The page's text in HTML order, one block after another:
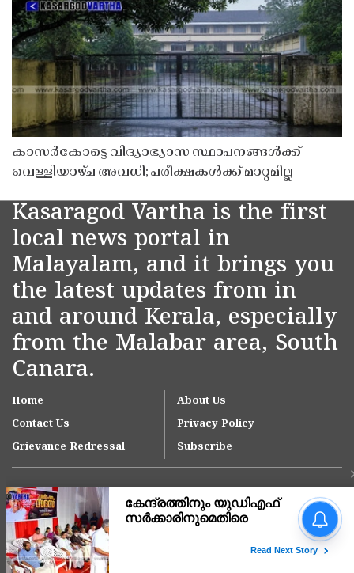
കാസർകോട്ടെ വിദ്യാഭ്യാസ സ്ഥാപനങ്ങൾക്ക്
വെള്ളിയാഴ്ച അവധി; പരീക്ഷകൾക്ക് മാറ്റമില്ല
Kasaragod Vartha is the first
local news portal in
Malayalam, and it brings you
the latest updates from in
and around Kerala, especially
from the Malabar area, South
Canara.
Home
About Us
Contact Us
Privacy Policy
Grievance Redressal
Subscribe
Copyright © 2007-
'ഇന്ത്യയിലെ ഏറ്റവും വലിയ
മൂന്ന് ആശുപത്രി
ആസ്റ്റർ ഡിഎം ക്വാളിറ്റി